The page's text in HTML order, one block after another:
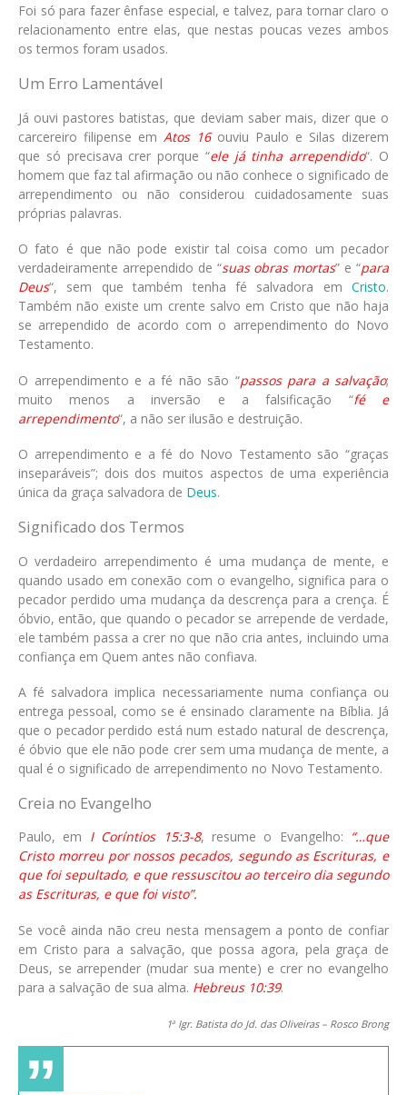
Foi só para fazer ênfase especial, e talvez, para tornar claro o
relacionamento entre elas, que nestas poucas vezes ambos
os termos foram usados.
Um Erro Lamentável
Já ouvi pastores batistas, que deviam saber mais, dizer que o
carcereiro filipense em Atos 16ouviu Paulo e Silas dizerem
que só precisava crer porque “ele já tinha arrependido“. O
homem que faz tal afirmação ou não conhece o significado de
arrependimento ou não considerou cuidadosamente suas
próprias palavras.
O fato é que não pode existir tal coisa como um pecador
verdadeiramente arrependido de “suas obras mortas” e “para
Deus“, sem que também tenha fé salvadora em Cristo.
Também não existe um crente salvo em Cristo que não haja
se arrependido de acordo com o arrependimento do Novo
Testamento.
O arrependimento e a fé não são “passos para a salvação;
muito menos a inversão e a falsificação “fé e
arrependimento“, a não ser ilusão e destruição.
O arrependimento e a fé do Novo Testamento são “graças
inseparáveis”; dois dos muitos aspectos de uma experiência
única da graça salvadora de Deus.
Significado dos Termos
O verdadeiro arrependimento é uma mudança de mente, e
quando usado em conexão com o evangelho, significa para o
pecador perdido uma mudança da descrença para a crença. É
óbvio, então, que quando o pecador se arrepende de verdade,
ele também passa a crer no que não cria antes, incluindo uma
confiança em Quem antes não confiava.
A fé salvadora implica necessariamente numa confiança ou
entrega pessoal, como se é ensinado claramente na Bíblia. Já
que o pecador perdido está num estado natural de descrença,
é óbvio que ele não pode crer sem uma mudança de mente, a
qual é o significado de arrependimento no Novo Testamento.
Creia no Evangelho
Paulo, em I Coríntios 15:3-8, resume o Evangelho: “…que
Cristo morreu por nossos pecados, segundo as Escrituras, e
que foi sepultado, e que ressuscitou ao terceiro dia segundo
as Escrituras, e que foi visto”.
Se você ainda não creu nesta mensagem a ponto de confiar
em Cristo para a salvação, que possa agora, pela graça de
Deus, se arrepender (mudar sua mente) e crer no evangelho
para a salvação de sua alma. Hebreus 10:39.
1a Igr. Batista do Jd. das Oliveiras – Rosco Brong